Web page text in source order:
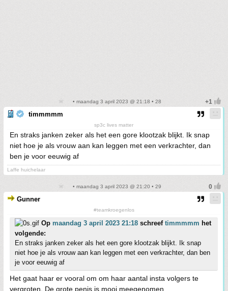
• maandag 3 april 2023 @ 21:18 • 28
timmmmm
sp3c lives matter
En straks janken zeker als het een gore klootzak blijkt. Ik snap
niet hoe je als vrouw aan kan leggen met een verkrachter, dan
ben je voor eeuwig af
Laffe huichelaar
• maandag 3 april 2023 @ 21:20 • 29
Gunner
#teamkroegenlos
Op maandag 3 april 2023 21:18 schreef timmmmm het
volgende:
En straks janken zeker als het een gore klootzak blijkt. Ik snap
niet hoe je als vrouw aan kan leggen met een verkrachter, dan ben
je voor eeuwig af
Het gaat haar er vooral om om haar aantal insta volgers te
vergroten. De grote penis is mooi meegenomen